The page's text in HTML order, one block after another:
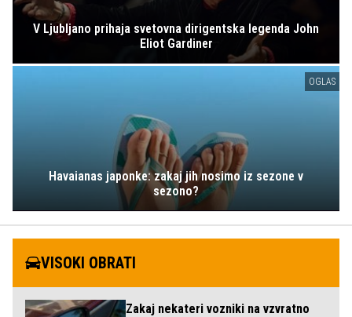
V Ljubljano prihaja svetovna dirigentska legenda John
Eliot Gardiner
OGLAS
Havaianas japonke: zakaj jih nosimo iz sezone v
sezono?
VISOKI OBRATI
Zakaj nekateri vozniki na vzvratno